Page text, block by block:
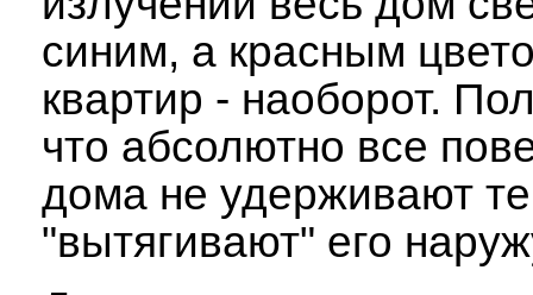
синим, а красным
квартир - наоборот.
что абсолютно все
дома не удерживают
"вытягивают" его